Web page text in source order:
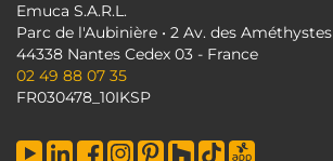
Emuca S.A.R.L.
Parc de l'Aubinière • 2 Av. des Améthystes
44338 Nantes Cedex 03 - France
02 49 88 07 35
FR030478_10IKSP